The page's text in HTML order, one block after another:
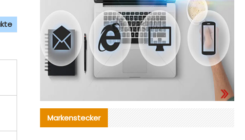
Markenstecker